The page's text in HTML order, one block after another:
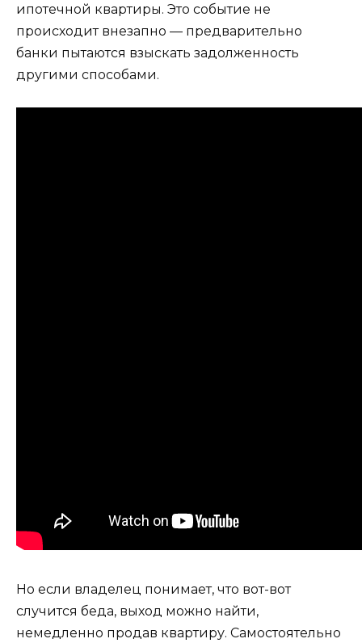
ипотечной квартиры. Это событие не
происходит внезапно — предварительно
банки пытаются взыскать задолженность
другими способами.
Но если владелец понимает, что вот-вот
случится беда, выход можно найти,
немедленно продав квартиру. Самостоятельно